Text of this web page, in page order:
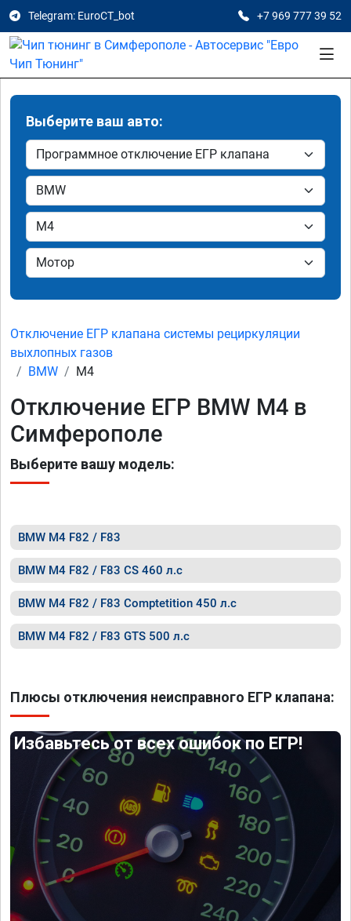
Telegram: EuroCT_bot +7 969 777 39 52
Выберите ваш авто:
Отключение ЕГР клапана системы рециркуляции
выхлопных газов
BMW
M4
Отключение ЕГР BMW M4 в
Симферополе
Выберите вашу модель:
BMW M4 F82 / F83
BMW M4 F82 / F83 CS 460 л.с
BMW M4 F82 / F83 Comptetition 450 л.с
BMW M4 F82 / F83 GTS 500 л.с
Плюсы отключения неисправного ЕГР клапана:
Избавьтесь от всех ошибок по ЕГР!